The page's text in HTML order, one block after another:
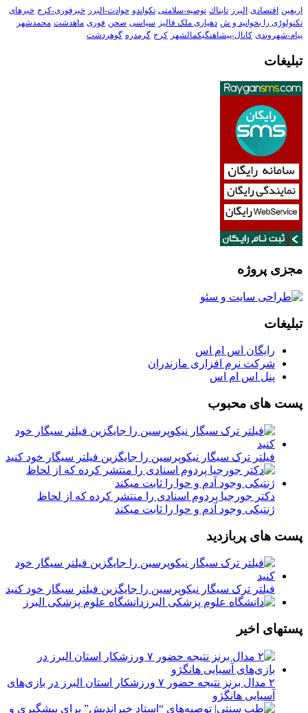
اربعین اقتصادی البرز تابناك توصیه-سلامتی تکواندو حوادث-البرز خبرفوری-کرج خبرهای
تکنولوڑی را بخوانید و ش دهیاری ملک فالیز سیاسی صحن فوری ماهدشت محمدشهر
پیام-شهروندی کانال-پیشاهنگیکمالشهر کرج گرمدره گوهردشت
تبلیغات
مجزی پروژه
تبلیغات
رایگان اس ام اس
شرکت نرم افزاری مازندران
پنل اس ام اس
پست های محبوب
فیلتر ترک سیگار نیکوپرسین را جایگزین فیلتر سیگار خود کنید
دکتر جورجیا پردوم اسنادی را منتشر کرده که از لحاظ
ژنتیکی وجود آدم و حوا را ثابت میکند
پست های پربازدید
فیلتر ترک سیگار نیکوپرسین را جایگزین فیلتر سیگار خود کنید
دانشگاه علوم پزشکی البرز
پستهای اخیر
۲ مدال برنز نتیجه حضور ۷ ورزشکار استان البرز در بازی‌های
آسیایی هانگژو